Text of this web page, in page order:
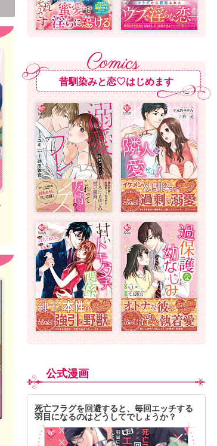
昔馴染みと恋♡はじめます
公式漫画
死亡フラグを回避すると、毎回エッチする
羽目になるのはどうしてでしょうか？